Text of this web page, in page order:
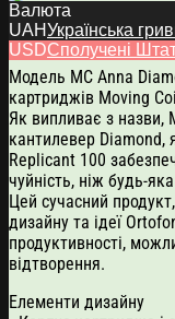
Опис
Модель MC Anna
картриджів Moving
Як випливає з назви,
кантилевер Diamond,
Replicant 100
чуйність, ніж будь-
Цей сучасний
дизайну та ідеї
продуктивності,
відтворення.
Елементи дизайну
Валюта
UAHУкраїнська
USDСполучені